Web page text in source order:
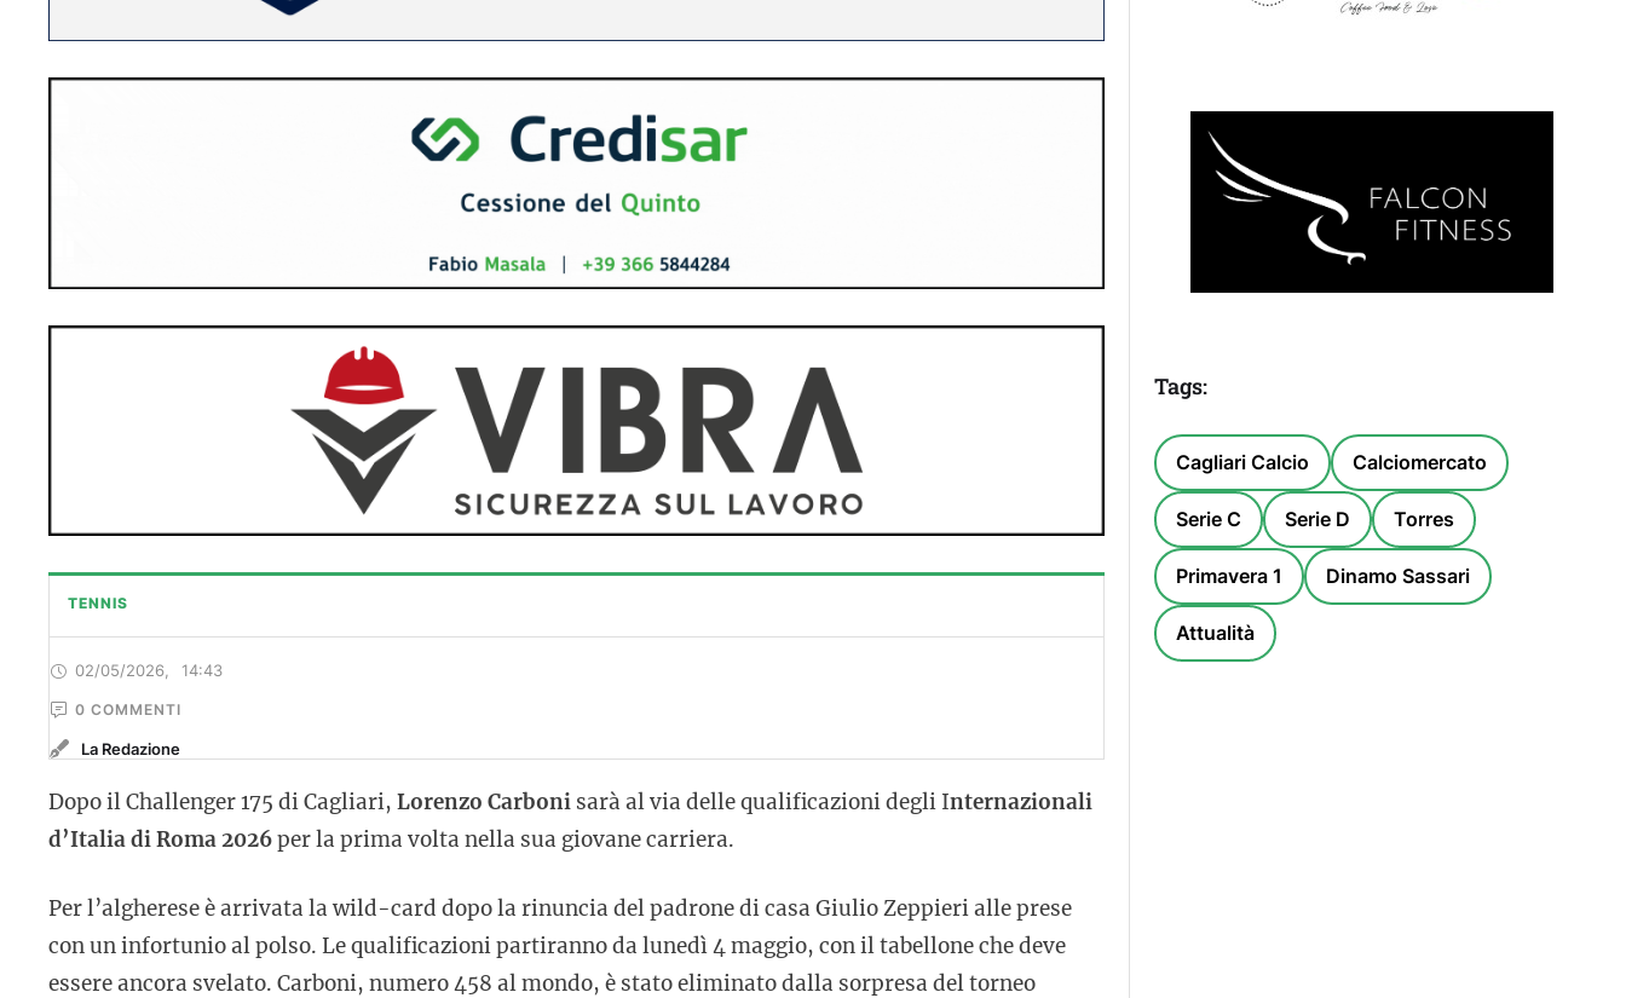
TENNIS
02/05/2026, 14:43
0 COMMENTI
La Redazione
Dopo il Challenger 175 di Cagliari, Lorenzo Carboni sarà al via delle qualificazioni degli Internazionali
d’Italia di Roma 2026per la prima volta nella sua giovane carriera.
Per l’algherese è arrivata la wild-card dopo la rinuncia del padrone di casa Giulio Zeppieri alle prese
con un infortunio al polso. Le qualificazioni partiranno da lunedì 4 maggio, con il tabellone che deve
essere ancora svelato. Carboni, numero 458 al mondo, è stato eliminato dalla sorpresa del torneo
Tags:
Cagliari Calcio Calciomercato
Serie C Serie D Torres
Primavera 1 Dinamo Sassari
Attualità